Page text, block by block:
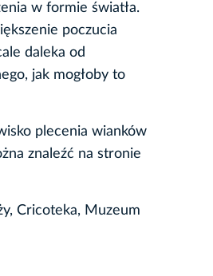
w formie światła.
poczucia
daleka od
jak mogłoby to
plecenia wianków
znaleźć na stronie
Cricoteka, Muzeum